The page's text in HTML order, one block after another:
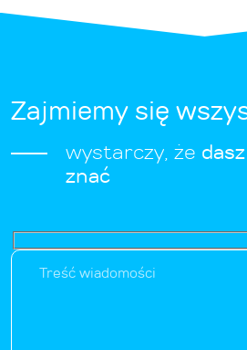
Zajmiemy się
wystarczy, że
znać